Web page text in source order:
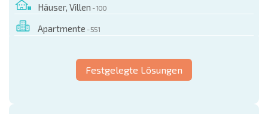
Häuser, Villen - 100
Apartmente - 551
Festgelegte Lösungen